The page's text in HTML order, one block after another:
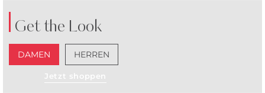
Get the Look
DAMEN HERREN
Jetzt shoppen